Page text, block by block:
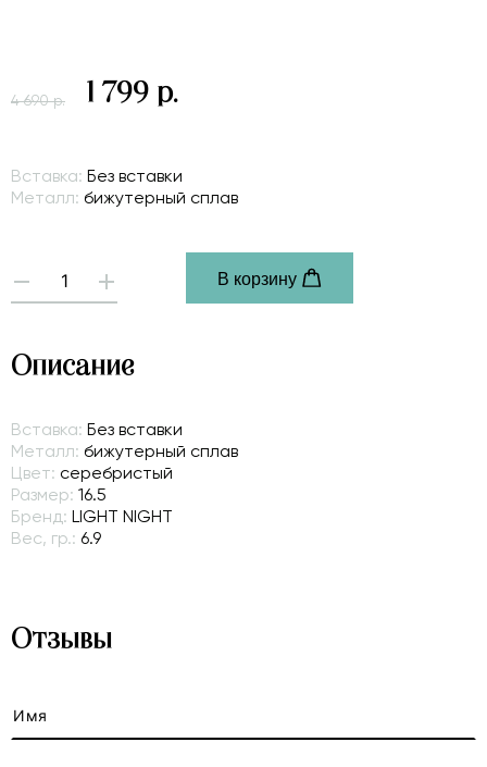
4 690 р. 1 799 р.
Вставка: Без вставки
Металл: бижутерный сплав
- +
В корзину
Описание
Вставка: Без вставки
Металл: бижутерный сплав
Цвет: серебристый
Размер: 16.5
Бренд: LIGHT NIGHT
Вес, гр.: 6.9
Отзывы